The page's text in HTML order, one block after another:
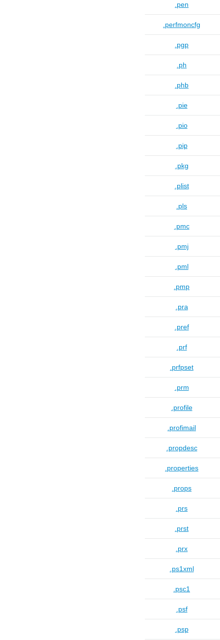
.pen
.perfmoncfg
.pgp
.ph
.phb
.pie
.pio
.pip
.pkg
.plist
.pls
.pmc
.pmj
.pml
.pmp
.pra
.pref
.prf
.prfpset
.prm
.profile
.profimail
.propdesc
.properties
.props
.prs
.prst
.prx
.ps1xml
.psc1
.psf
.psp